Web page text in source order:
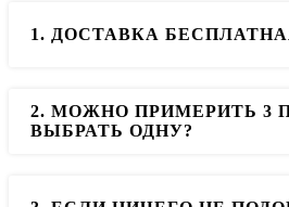
1. ДОСТАВКА
Да, в пределах МКАДа при
доставка бесплатная!
2. МОЖНО ПРИМЕРИТЬ 3
ВЫБРАТЬ ОДНУ?